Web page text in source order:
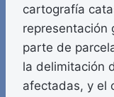
cartografía
representación
parte de
la delimitación
afectadas, y el